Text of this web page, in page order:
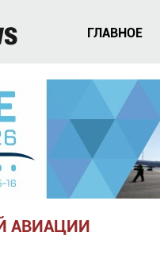
ГЛАВНОЕ
АВИАЦИИ